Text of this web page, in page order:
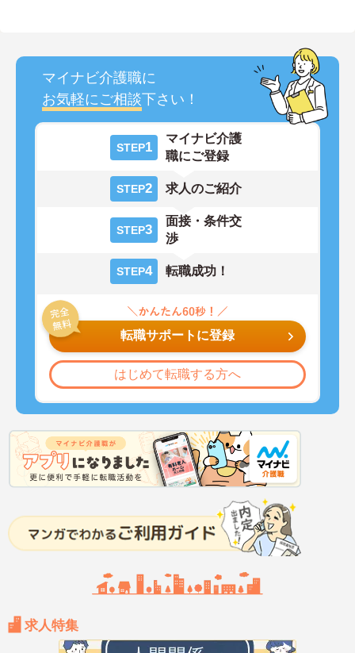
マイナビ介護職に
お気軽にご相談下さい！
STEP1
マイナビ介護
職にご登録
STEP2 求人のご紹介
STEP3
面接・条件交
渉
STEP4 転職成功！
転職サポートに登録
はじめて転職する方へ
求人特集